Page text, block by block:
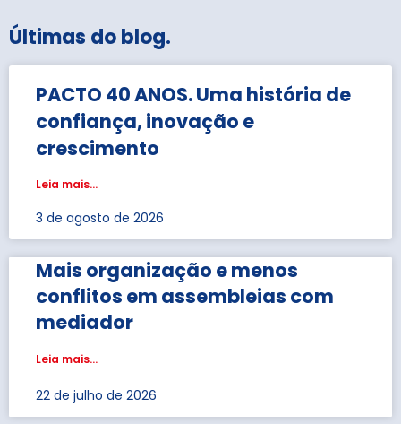
Últimas do blog.
PACTO 40 ANOS. Uma história de
confiança, inovação e
crescimento
Leia mais...
3 de agosto de 2026
Mais organização e menos
conflitos em assembleias com
mediador
Leia mais...
22 de julho de 2026